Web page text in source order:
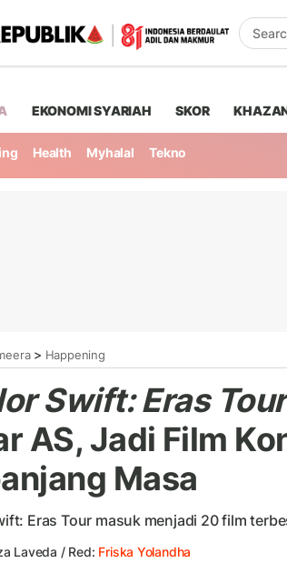
EKONOMI SYARIAH SKOR
Health Myhalal Tekno
> Happening
Swift: Eras Tour
AS, Jadi Film
Masa
Eras Tour masuk menjadi 20 film
Laveda / Red: Friska Yolandha